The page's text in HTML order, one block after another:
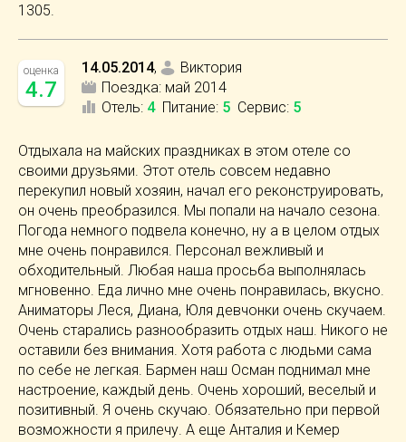
1305.
оценка
4.7
14.05.2014,
Виктория
Поездка: май 2014
Отель: 4 Питание: 5 Сервис: 5
Отдыхала на майских праздниках в этом отеле со
своими друзьями. Этот отель совсем недавно
перекупил новый хозяин, начал его реконструировать,
он очень преобразился. Мы попали на начало сезона.
Погода немного подвела конечно, ну а в целом отдых
мне очень понравился. Персонал вежливый и
обходительный. Любая наша просьба выполнялась
мгновенно. Еда лично мне очень понравилась, вкусно.
Аниматоры Леся, Диана, Юля девчонки очень скучаем.
Очень старались разнообразить отдых наш. Никого не
оставили без внимания. Хотя работа с людьми сама
по себе не легкая. Бармен наш Осман поднимал мне
настроение, каждый день. Очень хороший, веселый и
позитивный. Я очень скучаю. Обязательно при первой
возможности я прилечу. А еще Анталия и Кемер